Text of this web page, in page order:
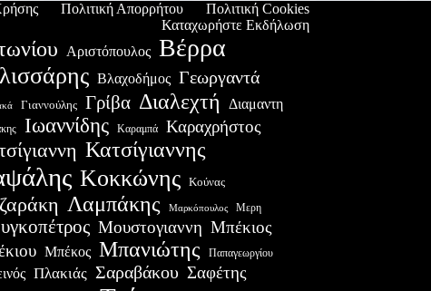
Πολιτική Απορρήτου
Πολιτική Cookies
Καταχωρήστε Εκδήλωση
Αριστόπουλος Βέρρα
Βλαχοδήμος Γεωργαντά
Γιαννούλης Γρίβα Διαλεχτή Διαμαντη
Ιωαννίδης Καραμπά Καραχρήστος
Κατσίγιαννης
Κοκκώνης Κούνας
Λαμπάκης Μαρκόπουλος Μερη
Μουστογιαννη Μπέκιος
Μπέκος Μπανιώτης Παπαγεωργίου
Πλακιάς Σαραβάκου Σαφέτης